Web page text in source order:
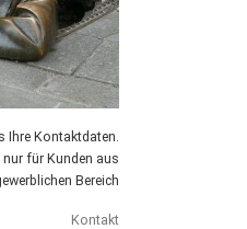
Ihre Kontaktdaten.
für Kunden aus
Bereich
Kontakt